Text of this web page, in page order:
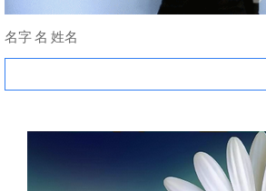
名字 名 姓名
Search